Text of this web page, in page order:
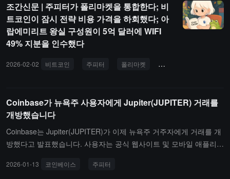
제출합니다. 이 거래는 Gas 비용을 지불할 필요가 없으며, 개발자는
수수료를 지불하기 위해 SOL을 보유할 필요 없이 지갑에 최소 1,000
개의 JUP만 보유하면 제출할 수 있습니다. Jupiter는 VRFD를 Solan
a의 모든 프로젝트에 대한 표준 인프라로 자리매김하고 있습니다.
조간신문 | 주피터가 폴리마켓을 통합한다; 비
트코인이 잠시 전략 비용 가격을 하회했다; 아
랍에미리트 왕실 구성원이 5억 달러에 WIFI
49% 지분을 인수했다
2026-02-02 비트코인 주피터 폴리마켓 크리에이터 토큰
Coinbase가 뉴욕주 사용자에게 Jupiter(JUPITER) 거래를
개방했습니다
Coinbase는 Jupiter(JUPITER)가 이제 뉴욕주 거주자에게 거래를 개
방했다고 발표했습니다. 사용자는 공식 웹사이트 및 모바일 애플리케
inbase는 뉴욕주 금융 서비스국이 발급한 가상 화폐 사업 라이센스를
2026-01-13 코인베이스 주피터